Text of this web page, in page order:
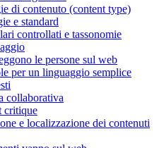
di contenuto (content type)
e standard
controllati e tassonomie
le persone sul web
per un linguaggio semplice
collaborativa
critique
e localizzazione dei contenuti